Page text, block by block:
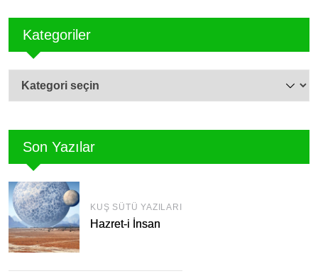
Kategoriler
Kategoriler
Son Yazılar
KUŞ SÜTÜ YAZILARI
Hazret-i İnsan